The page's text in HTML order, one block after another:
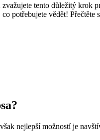
tento důležitý krok
potřebujete vědět!
nejlepší možností je